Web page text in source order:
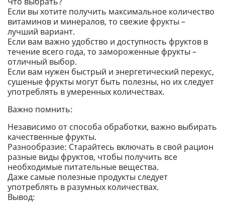
Если вы хотите получить максимальное количество
витаминов и минералов, то свежие фрукты –
лучший вариант.
Если вам важно удобство и доступность фруктов в
течение всего года, то замороженные фрукты –
отличный выбор.
Если вам нужен быстрый и энергетический перекус,
сушеные фрукты могут быть полезны, но их следует
употреблять в умеренных количествах.
Важно помнить:
Независимо от способа обработки, важно выбирать
качественные фрукты.
Разнообразие: Старайтесь включать в свой рацион
разные виды фруктов, чтобы получить все
необходимые питательные вещества.
Даже самые полезные продукты следует
употреблять в разумных количествах.
Вывод: